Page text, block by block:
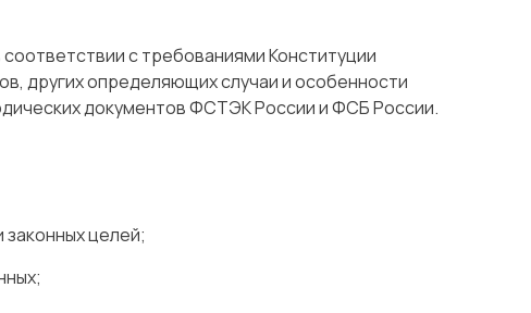
с требованиями Конституции
других определяющих случаи и особенности
документов ФСТЭК России и ФСБ России.
целей;